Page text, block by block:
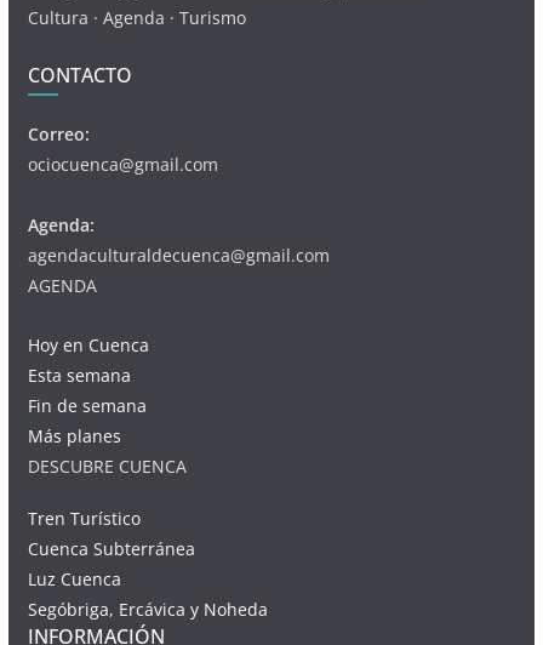
Cultura · Agenda · Turismo
CONTACTO
Correo:
ociocuenca@gmail.com
Agenda:
agendaculturaldecuenca@gmail.com
AGENDA
Hoy en Cuenca
Esta semana
Fin de semana
Más planes
DESCUBRE CUENCA
Tren Turístico
Cuenca Subterránea
Luz Cuenca
Segóbriga, Ercávica y Noheda
INFORMACIÓN